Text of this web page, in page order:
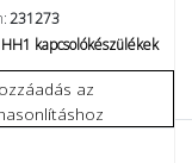
231273
kapcsolókészülékek